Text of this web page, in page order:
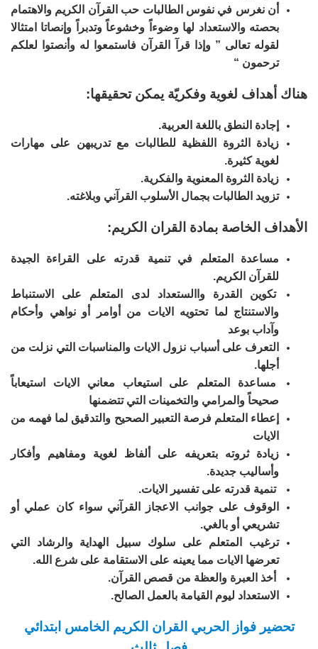
أن نغرس في نفوس الطالبات حب القرآن الكريم والاهتمام
بحصته والاستعداد لها وضوءاً وخشوعاً وتدبراً وإنصاتا امتثالا
لقوله تعالى ” وإذا قرآ القرآن فاستمعوا له وأنصتوا لعلكم
ترحمون “
هناك أهداف لغوية وفكريّة يمكن تحقيقها:
إجادة النطق باللغة العربية.
زيادة الثروة اللفظية للطالبات مع تدريبهن على مهارات
لغوية كثيرة.
زيادة الثروة المعنوية والفكرية.
تزويد الطالبات بجمال الأسلوب القرآني وبلاغته.
الأهداف الخاصة بمادة القران الكريم:
مساعدة المتعلم في تنمية قدرته على القراءة الجيدة
للقرآن الكريم.
تكوين القدرة واالستعداد لدى المتعلم على الاستنباط
والاستنتاج لما تحتويه الايات من أوامر أو نواهي وأحكام
وآداب بوعد
التعرف على أسباب نزول الايات والمناسبات التي نزلت من
أجلها.
مساعدة المتعلم على استيعاب معاني الايات استيعاباً
صحيحاً والمرامي والتخمينات التي تتضمنها
إعطاء المتعلم فرصة التعبير الصحيح والتدقيق لما فهمه من
الايات
زيادة ثروته بتعريفه على ألفاظ لغوية ومفاهيم وأفكار
وأساليب جديدة.
تنمية قدرته على تفسير الايات.
الوقوف على جوانب الاعجاز القرآني سواء كان عملي أو
تشريعي أو بالغي.
ترغيب المتعلم على سلوك سبيل الهداية والرشاد التي
تعرضها الايات مما يعينه على الاستقامة على شرع الله.
أخذ العبرة والعظة من قصص القرآن.
الاستعداد ليوم القيامة بالعمل الصالح.
تحضير فواز الحربي القران الكريم الخامس ابتدائي